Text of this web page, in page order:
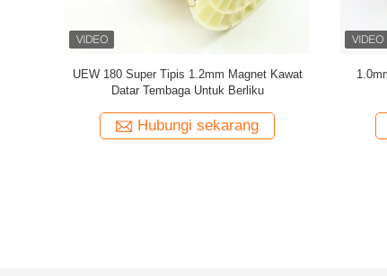
Super 1.8mmx0.2mm UL AIW Lapisan Wire
Tembaga Lapisan Lapisan Untuk Motor
Hubungi sekarang